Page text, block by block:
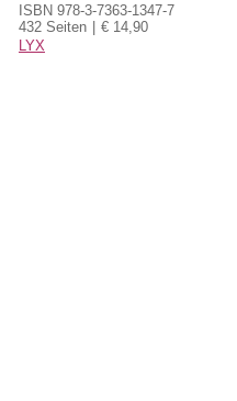
ISBN 978-3-7363-1347-7
432 Seiten
€ 14,90
LYX